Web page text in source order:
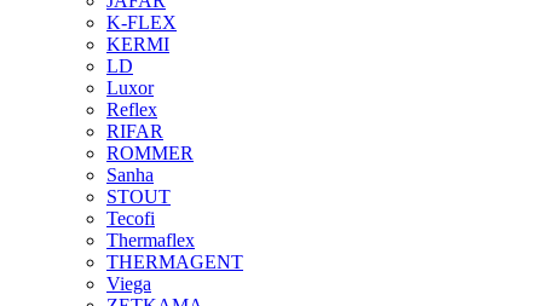
K-FLEX
KERMI
LD
Luxor
Reflex
RIFAR
ROMMER
Sanha
STOUT
Tecofi
Thermaflex
THERMAGENT
Viega